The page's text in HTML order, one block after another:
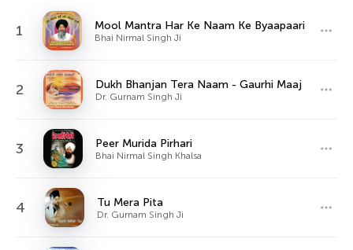
1 Mool Mantra Har Ke Naam Ke Byaapaari
Bhai Nirmal Singh Ji
2 Dukh Bhanjan Tera Naam - Gaurhi Maaj
Dr. Gurnam Singh Ji
3 Peer Murida Pirhari
Bhai Nirmal Singh Khalsa
4 Tu Mera Pita
Dr. Gurnam Singh Ji